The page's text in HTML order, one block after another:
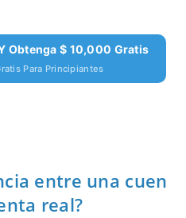
Obtenga $ 10,000 Gratis
Para Principiantes
entre una cuen
real?